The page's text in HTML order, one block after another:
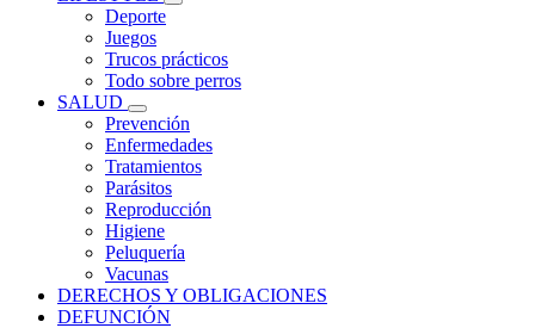
Deporte
Juegos
Trucos prácticos
Todo sobre perros
SALUD
Prevención
Enfermedades
Tratamientos
Parásitos
Reproducción
Higiene
Peluquería
Vacunas
DERECHOS Y OBLIGACIONES
DEFUNCIÓN